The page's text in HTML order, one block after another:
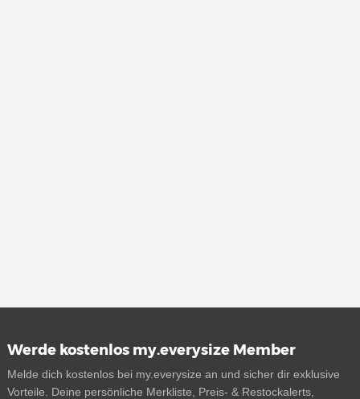
Werde kostenlos my.everysize Member
Melde dich kostenlos bei my.everysize an und sicher dir exklusive
Vorteile. Deine persönliche Merkliste, Preis- & Restockalerts,